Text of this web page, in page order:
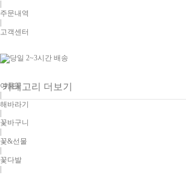
주문내역
고객센터
카테고리 더보기
여름꽃
|
해바라기
꽃바구니
꽃&선물
|
꽃다발
|